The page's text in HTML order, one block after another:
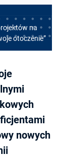
na
otoczenie”
nowych